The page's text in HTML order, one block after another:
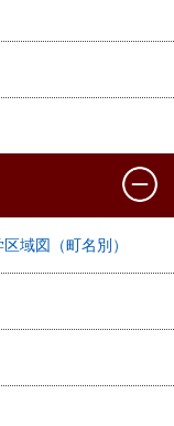
域図（町名別）